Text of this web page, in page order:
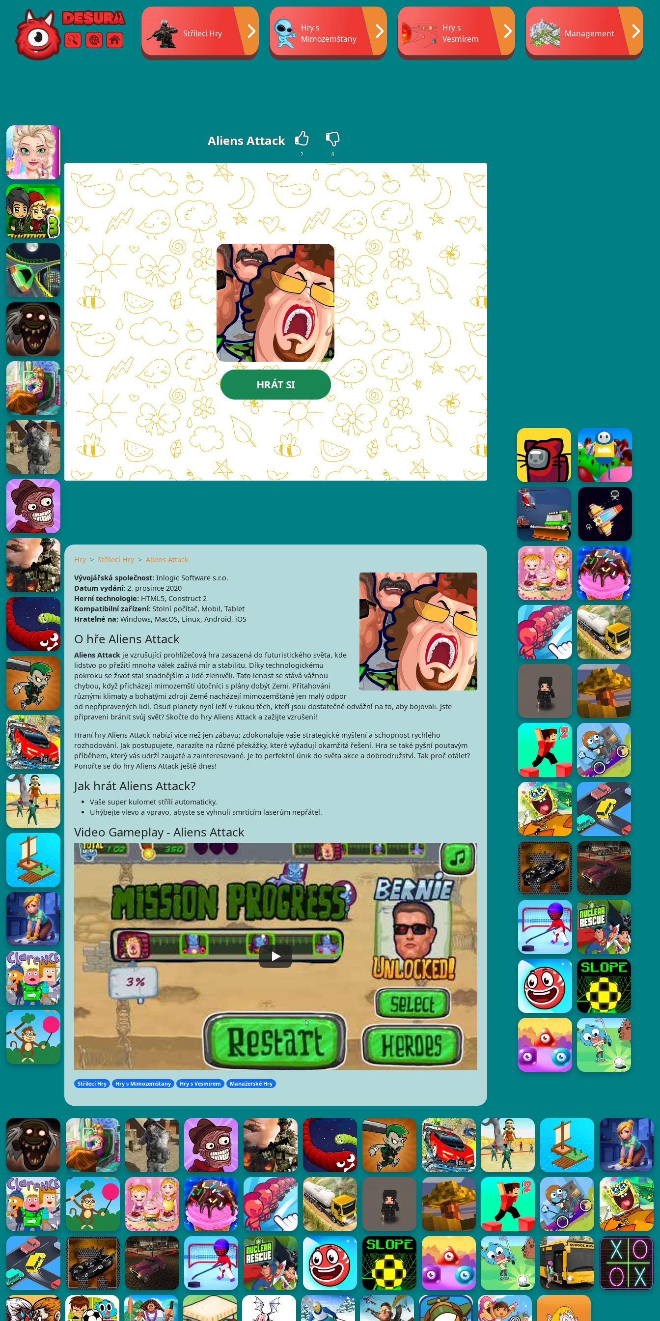
Free Online Games
Vyhledávání
Menu
Střílecí Hry
Hry s
Mimozemšťany
Hry s
Vesmírem
Management
Aliens Attack
2 0
HRÁT SI
Hry Střílecí Hry
Aliens Attack
Vývojářská společnost:Inlogic Software s.r.o.
Datum vydání:2. prosince 2020
Herní technologie:HTML5, Construct 2
Kompatibilní zařízení:Stolní počítač, Mobil, Tablet
Hratelné na:Windows, MacOS, Linux, Android, iOS
O hře Aliens Attack
Aliens Attackje vzrušující prohlížečová hra zasazená do futuristického světa, kde
lidstvo po přežití mnoha válek zažívá mír a stabilitu. Díky technologickému
pokroku se život stal snadnějším a lidé zlenivěli. Tato lenost se stává vážnou
chybou, když přicházejí mimozemští útočníci s plány dobýt Zemi. Přitahováni
různými klimaty a bohatými zdroji Země nacházejí mimozemšťané jen malý odpor
od nepřipravených lidí. Osud planety nyní leží v rukou těch, kteří jsou dostatečně odvážní na to, aby bojovali. Jste
připraveni bránit svůj svět? Skočte do hry Aliens Attack a zažijte vzrušení!
Hraní hry Aliens Attack nabízí více než jen zábavu; zdokonaluje vaše strategické myšlení a schopnost rychlého
rozhodování. Jak postupujete, narazíte na různé překážky, které vyžadují okamžitá řešení. Hra se také pyšní poutavým
příběhem, který vás udrží zaujaté a zainteresované. Je to perfektní únik do světa akce a dobrodružství. Tak proč otálet?
Ponořte se do hry Aliens Attack ještě dnes!
Jak hrát Aliens Attack?
Vaše super kulomet střílí automaticky.
Uhýbejte vlevo a vpravo, abyste se vyhnuli smrtícím laserům nepřátel.
Video Gameplay - Aliens Attack
Střílecí Hry Hry s Mimozemšťany Hry s Vesmírem Manažerské Hry